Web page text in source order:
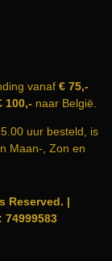
vanaf€ 75,-
100,- naar België.
uur besteld, is
Maan-, Zon en
Reserved. |